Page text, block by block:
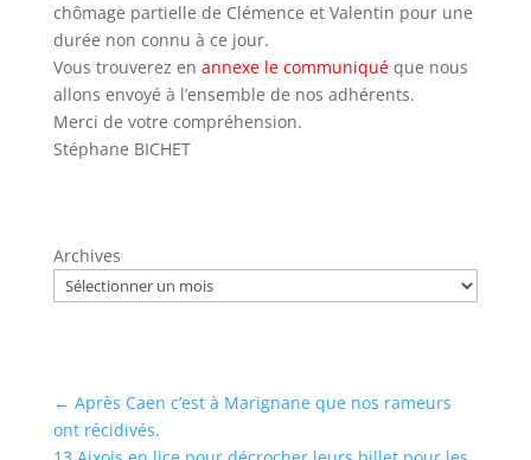
chômage partielle de Clémence et Valentin pour une
durée non connu à ce jour.
Vous trouverez en annexe le communiquéque nous
allons envoyé à l’ensemble de nos adhérents.
Merci de votre compréhension.
Stéphane BICHET
Archives
← Après Caen c’est à Marignane que nos rameurs
ont récidivés.